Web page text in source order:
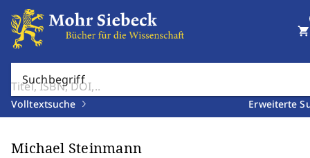
Suchbegriff
Volltextsuche Erweiterte
shopping_cart
Michael Steinmann